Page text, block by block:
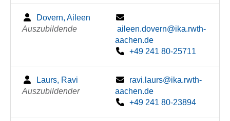
Dovern, Aileen
Auszubildende
aileen.dovern@ika.rwth-
aachen.de
+49 241 80-25711
Laurs, Ravi
Auszubildender
ravi.laurs@ika.rwth-
aachen.de
+49 241 80-23894